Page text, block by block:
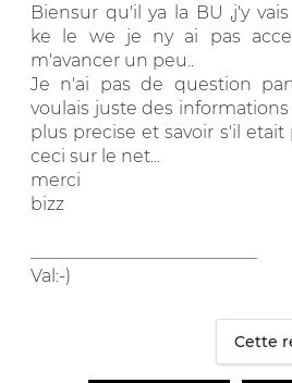
Biensur qu'il ya la BU ,j'y
ke le we je ny ai pas
m'avancer un peu..
Je n'ai pas de question
voulais juste des
plus precise et savoir s'il
ceci sur le net...
merci
bizz
Val:-)
Cette